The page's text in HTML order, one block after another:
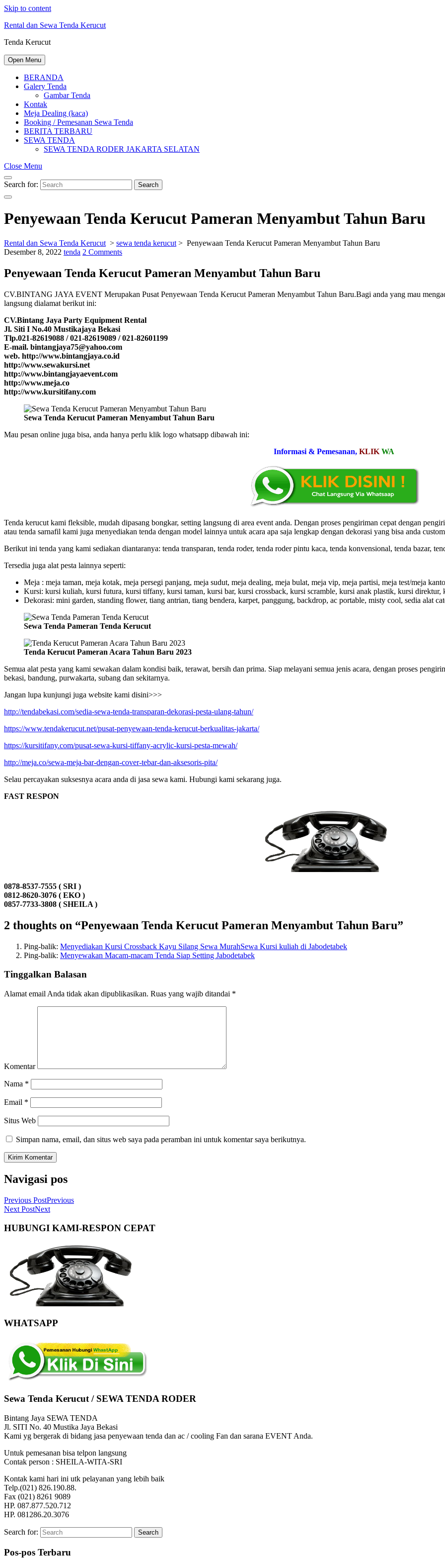
Skip to content
Rental dan Sewa Tenda Kerucut
Tenda Kerucut
Open Menu
BERANDA
Galery Tenda
Gambar Tenda
Kontak
Meja Dealing (kaca)
Booking / Pemesanan Sewa Tenda
BERITA TERBARU
SEWA TENDA
SEWA TENDA RODER JAKARTA SELATAN
Close Menu
Search for: Search
Penyewaan Tenda Kerucut Pameran Menyambut Tahun Baru
Rental dan Sewa Tenda Kerucut > sewa tenda kerucut > Penyewaan Tenda Kerucut Pameran Menyambut Tahun Baru
Desember 8, 2022 tenda 2 Comments
Penyewaan Tenda Kerucut Pameran Menyambut Tahun Baru
CV.BINTANG JAYA EVENT Merupakan Pusat Penyewaan Tenda Kerucut Pameran Menyambut Tahun Baru.Bagi anda yang mau
langsung dialamat berikut ini:
CV.Bintang Jaya Party Equipment Rental
Jl. Siti I No.40 Mustikajaya Bekasi
Tlp.021-82619088 / 021-82619089 / 021-82601199
E-mail. bintangjaya75@yahoo.com
web. http://www.bintangjaya.co.id
http://www.sewakursi.net
http://www.bintangjayaevent.com
http://www.meja.co
http://www.kursitifany.com
Sewa Tenda Kerucut Pameran Menyambut Tahun Baru
Mau pesan online juga bisa, anda hanya perlu klik logo whatsapp dibawah ini:
Informasi & Pemesanan, KLIK WA
Tenda kerucut kami fleksible, mudah dipasang bongkar, setting langsung di area event anda. Dengan proses pengiriman cepat dengan
atau tenda sarnafil kami juga menyediakan tenda dengan model lainnya untuk acara apa saja lengkap dengan dekorasi yang bisa anda
Berikut ini tenda yang kami sediakan diantaranya: tenda transparan, tenda roder, tenda roder pintu kaca, tenda konvensional, tenda bazar,
Tersedia juga alat pesta lainnya seperti:
Meja : meja taman, meja kotak, meja persegi panjang, meja sudut, meja dealing, meja bulat, meja vip, meja partisi, meja test/meja
Kursi: kursi kuliah, kursi futura, kursi tiffany, kursi taman, kursi bar, kursi crossback, kursi scramble, kursi anak plastik, kursi
Dekorasi: mini garden, standing flower, tiang antrian, tiang bendera, karpet, panggung, backdrop, ac portable, misty cool, sedia alat
Sewa Tenda Pameran Tenda Kerucut
Tenda Kerucut Pameran Acara Tahun Baru 2023
Semua alat pesta yang kami sewakan dalam kondisi baik, terawat, bersih dan prima. Siap melayani semua jenis acara, dengan proses
bekasi, bandung, purwakarta, subang dan sekitarnya.
Jangan lupa kunjungi juga website kami disini>>>
http://tendabekasi.com/sedia-sewa-tenda-transparan-dekorasi-pesta-ulang-tahun/
https://www.tendakerucut.net/pusat-penyewaan-tenda-kerucut-berkualitas-jakarta/
https://kursitifany.com/pusat-sewa-kursi-tiffany-acrylic-kursi-pesta-mewah/
http://meja.co/sewa-meja-bar-dengan-cover-tebar-dan-aksesoris-pita/
Selau percayakan suksesnya acara anda di jasa sewa kami. Hubungi kami sekarang juga.
FAST RESPON
0878-8537-7555 ( SRI )
0812-8620-3076 ( EKO )
0857-7733-3808 ( SHEILA )
2 thoughts on “Penyewaan Tenda Kerucut Pameran Menyambut Tahun Baru”
Ping-balik: Menyediakan Kursi Crossback Kayu Silang Sewa MurahSewa Kursi kuliah di Jabodetabek
Ping-balik: Menyewakan Macam-macam Tenda Siap Setting Jabodetabek
Tinggalkan Balasan
Alamat email Anda tidak akan dipublikasikan. Ruas yang wajib ditandai *
Komentar
Nama *
Email *
Situs Web
Simpan nama, email, dan situs web saya pada peramban ini untuk komentar saya berikutnya.
Navigasi pos
Previous PostPrevious
Next PostNext
HUBUNGI KAMI-RESPON CEPAT
WHATSAPP
Sewa Tenda Kerucut / SEWA TENDA RODER
Bintang Jaya SEWA TENDA
Jl. SITI No. 40 Mustika Jaya Bekasi
Kami yg bergerak di bidang jasa penyewaan tenda dan ac / cooling Fan dan sarana EVENT Anda.
Untuk pemesanan bisa telpon langsung
Contak person : SHEILA-WITA-SRI
Kontak kami hari ini utk pelayanan yang lebih baik
Telp.(021) 826.190.88.
Fax (021) 8261 9089
HP. 087.877.520.712
HP. 081286.20.3076
Search for: Search
Pos-pos Terbaru